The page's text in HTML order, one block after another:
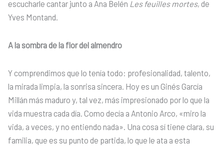
escucharle cantar junto a Ana Belén Les feuilles mortes, de
Yves Montand.
A la sombra de la flor del almendro
Y comprendimos que lo tenía todo: profesionalidad, talento,
la mirada limpia, la sonrisa sincera. Hoy es un Ginés García
Millán más maduro y, tal vez, más impresionado por lo que la
vida muestra cada día. Como decía a Antonio Arco, «miro la
vida, a veces, y no entiendo nada». Una cosa sí tiene clara, su
familia, que es su punto de partida, lo que le ata a esta